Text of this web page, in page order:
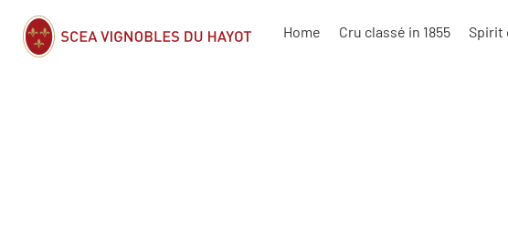
Home Cru classé in 1855 Spirit